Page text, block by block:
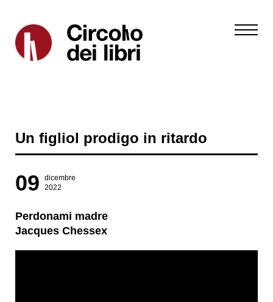
Un figliol prodigo in ritardo
09
dicembre
2022
Perdonami madre
Jacques Chessex